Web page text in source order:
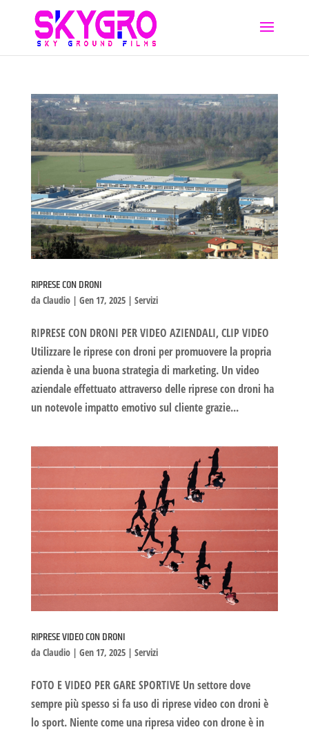
RIPRESE CON DRONI
da Claudio| Gen 17, 2025| Servizi
RIPRESE CON DRONI PER VIDEO AZIENDALI, CLIP VIDEO
Utilizzare le riprese con droni per promuovere la propria
azienda è una buona strategia di marketing. Un video
aziendale effettuato attraverso delle riprese con droni ha
un notevole impatto emotivo sul cliente grazie...
RIPRESE VIDEO CON DRONI
da Claudio| Gen 17, 2025| Servizi
FOTO E VIDEO PER GARE SPORTIVE Un settore dove
sempre più spesso si fa uso di riprese video con droni è
lo sport. Niente come una ripresa video con drone è in